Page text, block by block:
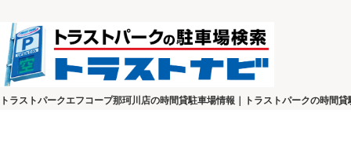
トラストパークエフコープ那珂川店の時間貸駐車場情報｜トラストパークの時間貸